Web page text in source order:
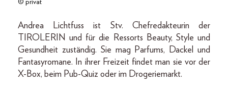
© privat
Andrea Lichtfuss ist Stv. Chefredakteurin der
TIROLERIN und für die Ressorts Beauty, Style und
Gesundheit zuständig. Sie mag Parfums, Dackel und
Fantasyromane. In ihrer Freizeit findet man sie vor der
X-Box, beim Pub-Quiz oder im Drogeriemarkt.